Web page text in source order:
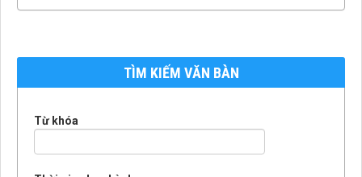
TÌM KIẾM VĂN BÀN
Từ khóa